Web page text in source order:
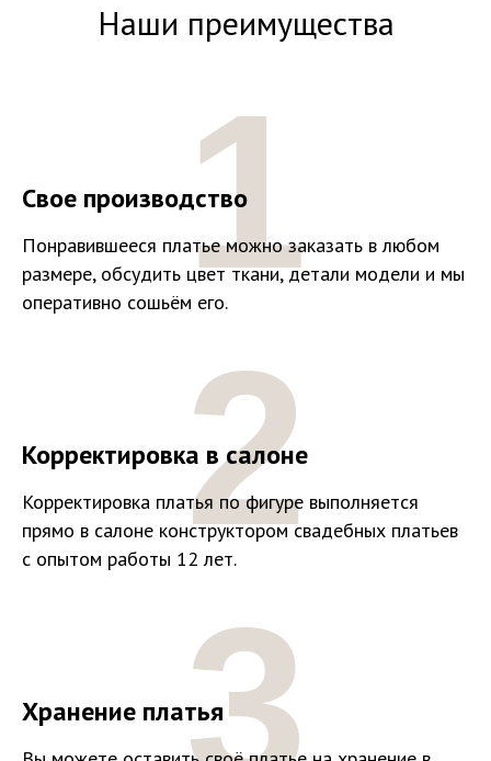
Наши преимущества
Свое производство
Понравившееся платье можно заказать в любом
размере, обсудить цвет ткани, детали модели и мы
оперативно сошьём его.1
Корректировка в салоне
Корректировка платья по фигуре выполняется
прямо в салоне конструктором свадебных платьев
с опытом работы 12 лет.2
Хранение платья3